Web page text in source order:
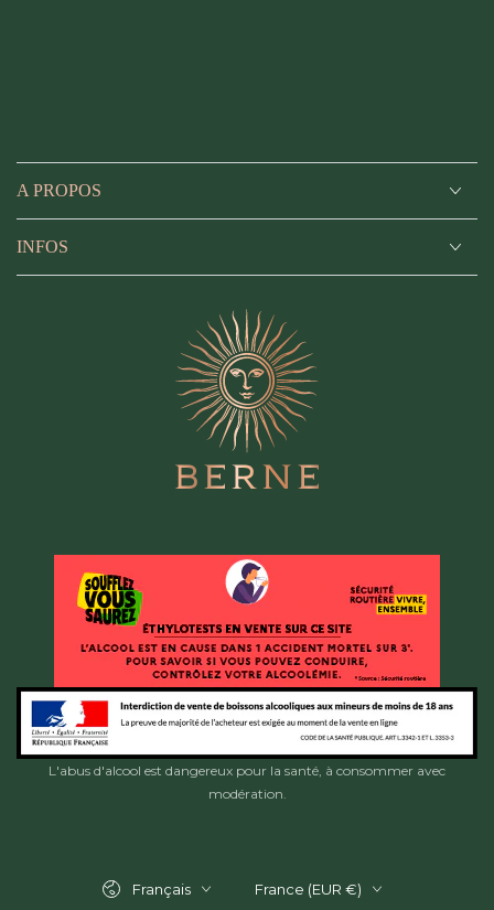
A PROPOS
INFOS
L'abus d'alcool est dangereux pour la santé, à consommer avec
modération.
Français France (EUR €)